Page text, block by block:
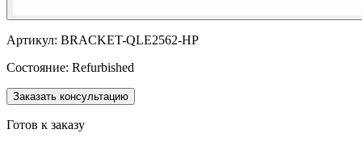
Артикул: BRACKET-QLE2562-HP
Состояние: Refurbished
Заказать консультацию
Готов к заказу